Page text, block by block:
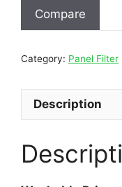
Compare
Category: Panel Filter
Description